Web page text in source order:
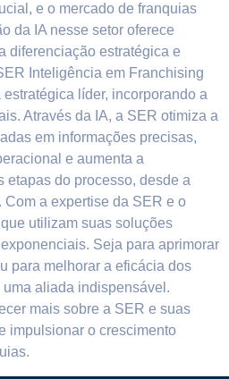
e o mercado de franquias
da IA nesse setor oferece
diferenciação estratégica e
Inteligência em Franchising
líder, incorporando a
Através da IA, a SER otimiza a
em informações precisas,
e aumenta a
etapas do processo, desde a
a expertise da SER e o
utilizam suas soluções
Seja para aprimorar
para melhorar a eficácia dos
aliada indispensável.
mais sobre a SER e suas
impulsionar o crescimento